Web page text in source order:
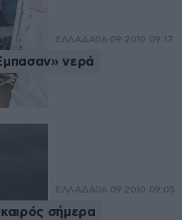
ΕΛΛΑΔΑ06·09·2010 09:17
νερά
ΕΛΛΑΔΑ06·09·2010 09:05
σήμερα